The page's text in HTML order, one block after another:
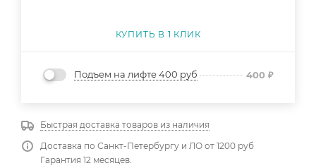
КУПИТЬ В 1 КЛИК
Подъем на лифте 400 руб 400 ₽
Быстрая доставка товаров из наличия
Доставка по Санкт-Петербургу и ЛО от 1200 руб
Гарантия 12 месяцев.